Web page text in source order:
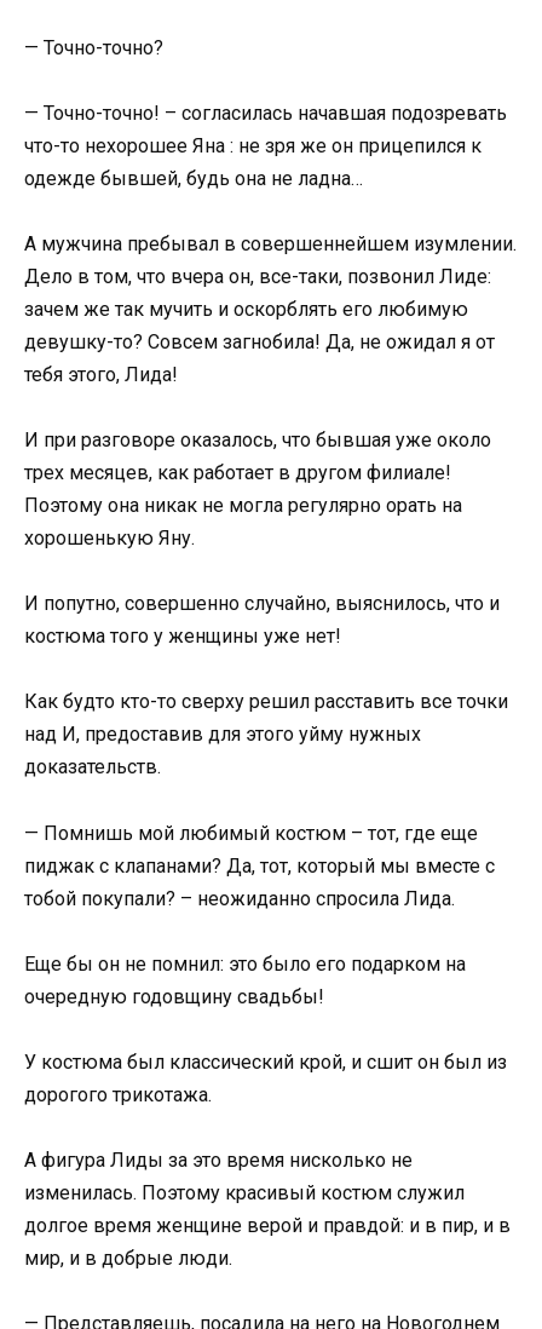
— Точно-точно?
— Точно-точно! – согласилась начавшая подозревать
что-то нехорошее Яна : не зря же он прицепился к
одежде бывшей, будь она не ладна…
А мужчина пребывал в совершеннейшем изумлении.
Дело в том, что вчера он, все-таки, позвонил Лиде:
зачем же так мучить и оскорблять его любимую
девушку-то? Совсем загнобила! Да, не ожидал я от
тебя этого, Лида!
И при разговоре оказалось, что бывшая уже около
трех месяцев, как работает в другом филиале!
Поэтому она никак не могла регулярно орать на
хорошенькую Яну.
И попутно, совершенно случайно, выяснилось, что и
костюма того у женщины уже нет!
Как будто кто-то сверху решил расставить все точки
над И, предоставив для этого уйму нужных
доказательств.
— Помнишь мой любимый костюм – тот, где еще
пиджак с клапанами? Да, тот, который мы вместе с
тобой покупали? – неожиданно спросила Лида.
Еще бы он не помнил: это было его подарком на
очередную годовщину свадьбы!
У костюма был классический крой, и сшит он был из
дорогого трикотажа.
А фигура Лиды за это время нисколько не
изменилась. Поэтому красивый костюм служил
долгое время женщине верой и правдой: и в пир, и в
мир, и в добрые люди.
— Представляешь, посадила на него на Новогоднем